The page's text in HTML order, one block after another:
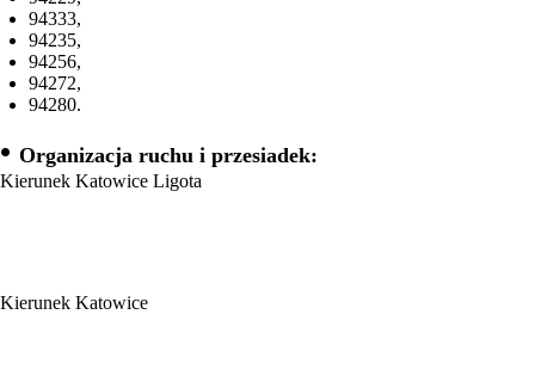
94333,
94235,
94256,
94272,
94280.
• Organizacja ruchu i przesiadek:
Kierunek Katowice Ligota
Kierunek Katowice